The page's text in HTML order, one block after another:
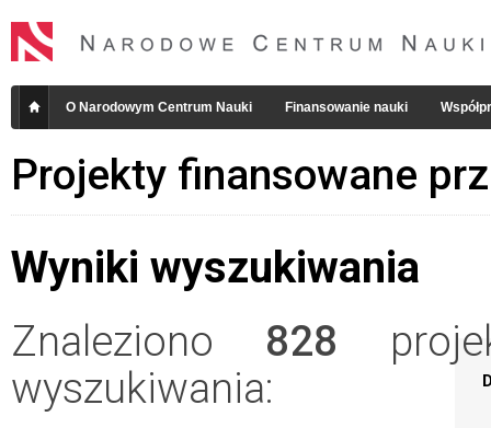
O Narodowym Centrum Nauki Finansowanie nauki
Projekty finansowane
Wyniki wyszukiwania
Znaleziono 828
wyszukiwania: